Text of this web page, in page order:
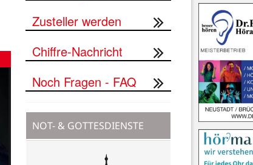
Zusteller werden
Chiffre-Nachricht
Noch Fragen - FAQ
NOT- & GOTTESDIENSTE